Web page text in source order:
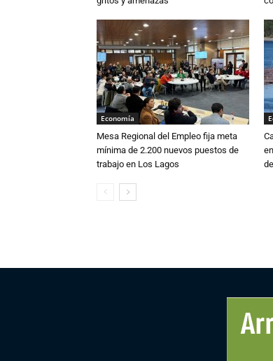
Economía
Mesa Regional del Empleo fija meta
mínima de 2.200 nuevos puestos de
trabajo en Los Lagos